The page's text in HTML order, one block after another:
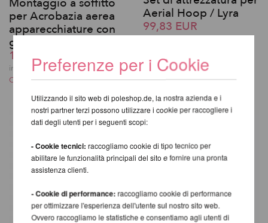
per Acrobazia aerea
apparecchiature con
gir
130,08 EUR
incl. 20 % UST escl.
Costi di spedizione
Aerial Hoop / Lyra
99,83 EUR
incl. 20 % UST escl.
Preferenze per i Cookie
Utilizzando il sito web di poleshop.de, la nostra azienda e i
nostri partner terzi possono utilizzare i cookie per raccogliere i
dati degli utenti per i seguenti scopi:
- Cookie tecnici: raccogliamo cookie di tipo tecnico per
abilitare le funzionalità principali del sito e fornire una pronta
assistenza clienti.
- Cookie di performance: raccogliamo cookie di performance
per ottimizzare l'esperienza dell'utente sul nostro sito web.
Ovvero raccogliamo le statistiche e consentiamo agli utenti di